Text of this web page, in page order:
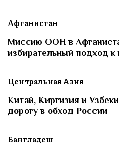
Афганистан
Миссию ООН в
избирательный подход к
Центральная Азия
Китай, Киргизия и
дорогу в обход России
Бангладеш